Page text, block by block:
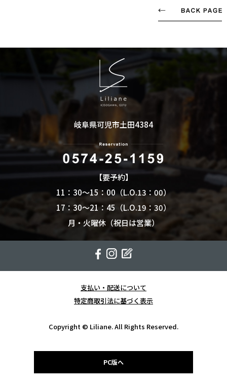
岐阜県可児市土田4384
【要予約】
11：30～15：00（L.O.13：00）
17：30～21：45（L.O.19：30）
月・火曜休（祝日は営業）
支払い・配送について
特定商取引法に基づく表示
Copyright © Liliane. All Rights Reserved.
PC版へ